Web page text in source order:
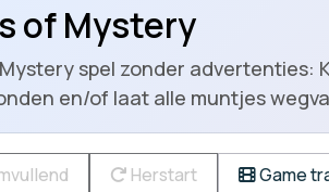
of Mystery
spel zonder advertenties:
en/of laat alle muntjes
Herstart Game